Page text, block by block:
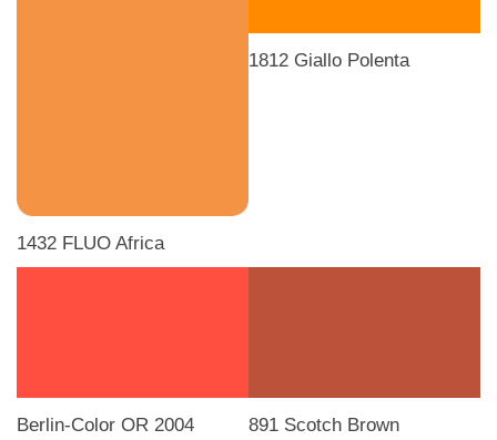
1432 FLUO Africa
1812 Giallo Polenta
Berlin-Color OR 2004
891 Scotch Brown